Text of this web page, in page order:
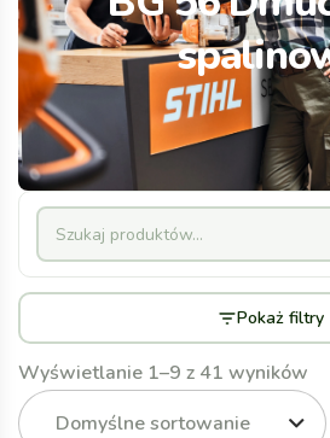
Wyświetlanie 1–9 z 41 wyników
Domyślne sortowanie
Pokaż filtry